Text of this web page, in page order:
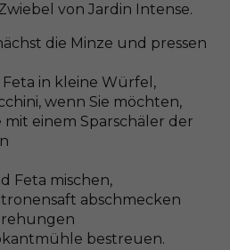
von Jardin Intense.
die Minze und pressen
in kleine Würfel,
wenn Sie möchten,
mit einem Sparschäler der
Feta mischen,
abschmecken
bestreuen.